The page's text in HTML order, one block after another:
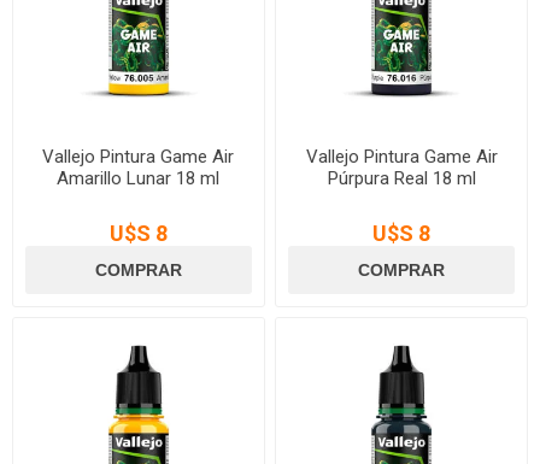
Vallejo Pintura Game Air
Amarillo Lunar 18 ml
U$S 8
Vallejo Pintura Game Air
Púrpura Real 18 ml
U$S 8